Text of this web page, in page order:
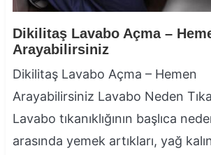
Dikilitaş Lavabo Açma –
Arayabilirsiniz
Dikilitaş Lavabo Açma – Hemen
Arayabilirsiniz Lavabo Neden
Lavabo tıkanıklığının başlıca
arasında yemek artıkları, yağ